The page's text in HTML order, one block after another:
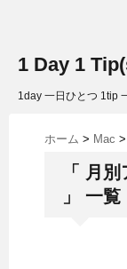
1 Day 1
1day 一日ひとつ 1tip
ホーム > Mac >
「 月
」 一覧